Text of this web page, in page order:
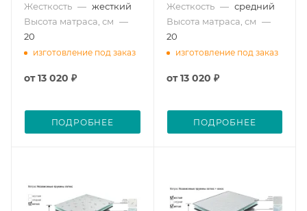
Жесткость — жесткий
Высота матраса, см —
20
изготовление под заказ
от13 020 ₽
ПОДРОБНЕЕ
Жесткость — средний
Высота матраса, см —
20
изготовление под заказ
от13 020 ₽
ПОДРОБНЕЕ